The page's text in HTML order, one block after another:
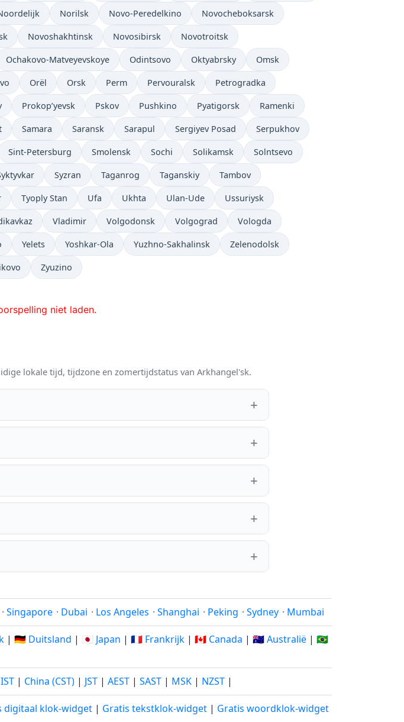
Norilsk Novo-Peredelkino Novocheboksarsk
Novoshakhtinsk Novosibirsk Novotroitsk
Ochakovo-Matveyevskoye Odintsovo Oktyabrsky Omsk
Orël Orsk Perm Pervouralsk Petrogradka
Prokop’yevsk Pskov Pushkino Pyatigorsk Ramenki
Samara Saransk Sarapul Sergiyev Posad Serpukhov
Sint-Petersburg Smolensk Sochi Solikamsk Solntsevo
Syzran Taganrog Taganskiy Tambov
Tyoply Stan Ufa Ukhta Ulan-Ude Ussuriysk
Vladimir Volgodonsk Volgograd Vologda
Yelets Yoshkar-Ola Yuzhno-Sakhalinsk Zelenodolsk
Zyuzino
niet laden.
lokale tijd, tijdzone en zomertijdstatus van Arkhangel'sk.
· Singapore · Dubai · Los Angeles · Shanghai · Peking · Sydney · Mumbai
| 🇩🇪 Duitsland | 🇯🇵 Japan | 🇫🇷 Frankrijk | 🇨🇦 Canada | 🇦🇺 Australië | 🇧🇷
IST | China (CST) | JST | AEST | SAST | MSK | NZST |
digitaal klok-widget | Gratis tekstklok-widget | Gratis woordklok-widget